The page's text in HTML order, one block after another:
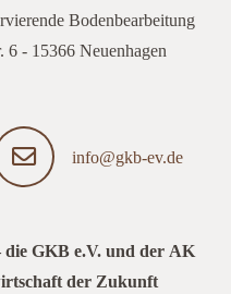
Bodenbearbeitung
- 15366 Neuenhagen
info@gkb-ev.de
GKB e.V. und der AK
der Zukunft